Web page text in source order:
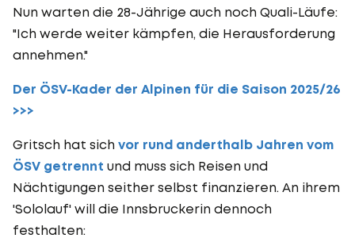
Nun warten die 28-Jährige auch noch Quali-Läufe:
"Ich werde weiter kämpfen, die Herausforderung
annehmen."
Der ÖSV-Kader der Alpinen für die Saison 2025/26
>>>
Gritsch hat sich vor rund anderthalb Jahren vom
ÖSV getrennt und muss sich Reisen und
Nächtigungen seither selbst finanzieren. An ihrem
'Sololauf' will die Innsbruckerin dennoch
festhalten: